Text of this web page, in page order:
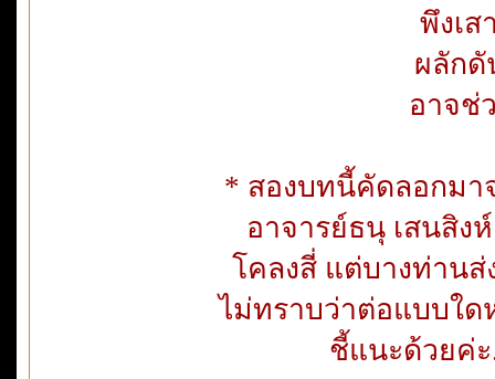
พึงเส
ผลักดั
อาจช่
* สองบทนี้คัดลอกมา
อาจารย์ธนุ เสนสิง
โคลงสี่ แต่บางท่าน
ไม่ทราบว่าต่อแบบใด
ชี้แนะด้วยค่